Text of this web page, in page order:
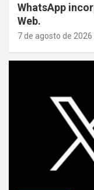
WhatsApp
Web.
7 de agosto de 2026